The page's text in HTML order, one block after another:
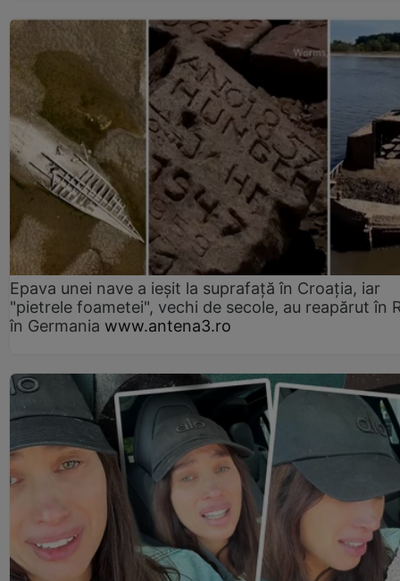
Epava unei nave a ieșit la suprafață în Croația, iar
"pietrele foametei", vechi de secole, au reapărut în
în Germania www.antena3.ro